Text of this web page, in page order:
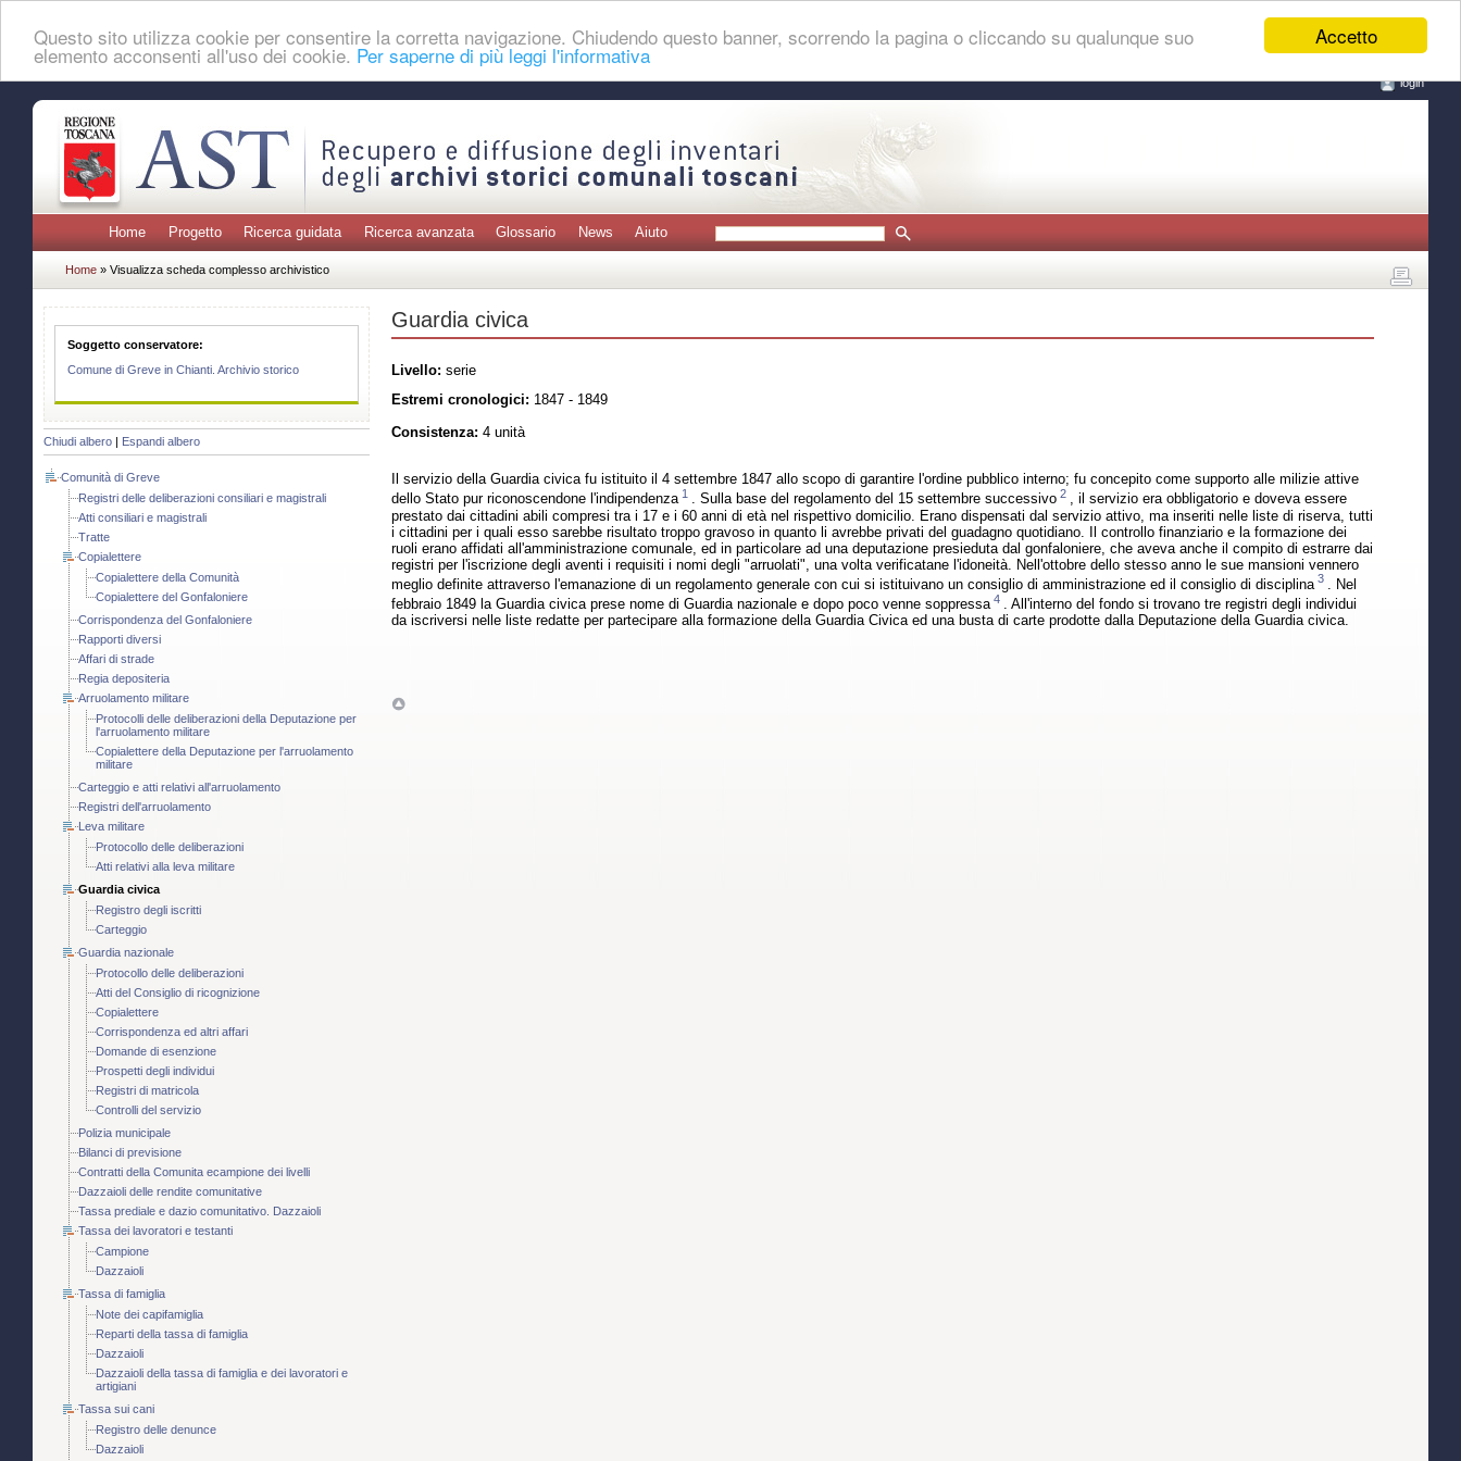
Accetto
Questo sito utilizza cookie per consentire la corretta navigazione. Chiudendo questo banner, scorrendo la pagina o cliccando su qualunque suo
elemento acconsenti all'uso dei cookie. Per saperne di più leggi l'informativa
login
Home Progetto Ricerca guidata Ricerca avanzata Glossario News Aiuto
Home » Visualizza scheda complesso archivistico
Soggetto conservatore:
Comune di Greve in Chianti. Archivio storico
Chiudi albero Espandi albero
Comunità di Greve
Registri delle deliberazioni consiliari e magistrali
Atti consiliari e magistrali
Tratte
Copialettere
Copialettere della Comunità
Copialettere del Gonfaloniere
Corrispondenza del Gonfaloniere
Rapporti diversi
Affari di strade
Regia depositeria
Arruolamento militare
Protocolli delle deliberazioni della Deputazione per
l'arruolamento militare
Copialettere della Deputazione per l'arruolamento
militare
Carteggio e atti relativi all'arruolamento
Registri dell'arruolamento
Leva militare
Protocollo delle deliberazioni
Atti relativi alla leva militare
Guardia civica
Registro degli iscritti
Carteggio
Guardia nazionale
Protocollo delle deliberazioni
Atti del Consiglio di ricognizione
Copialettere
Corrispondenza ed altri affari
Domande di esenzione
Prospetti degli individui
Registri di matricola
Controlli del servizio
Polizia municipale
Bilanci di previsione
Contratti della Comunita ecampione dei livelli
Dazzaioli delle rendite comunitative
Tassa prediale e dazio comunitativo. Dazzaioli
Tassa dei lavoratori e testanti
Campione
Dazzaioli
Tassa di famiglia
Note dei capifamiglia
Reparti della tassa di famiglia
Dazzaioli
Dazzaioli della tassa di famiglia e dei lavoratori e
artigiani
Tassa sui cani
Registro delle denunce
Dazzaioli
Guardia civica
Livello: serie
Estremi cronologici: 1847 - 1849
Consistenza: 4 unità
Il servizio della Guardia civica fu istituito il 4 settembre 1847 allo scopo di garantire l'ordine pubblico interno; fu concepito come supporto alle milizie attive
dello Stato pur riconoscendone l'indipendenza 1 . Sulla base del regolamento del 15 settembre successivo 2 , il servizio era obbligatorio e doveva essere
prestato dai cittadini abili compresi tra i 17 e i 60 anni di età nel rispettivo domicilio. Erano dispensati dal servizio attivo, ma inseriti nelle liste di riserva, tutti
i cittadini per i quali esso sarebbe risultato troppo gravoso in quanto li avrebbe privati del guadagno quotidiano. Il controllo finanziario e la formazione dei
ruoli erano affidati all'amministrazione comunale, ed in particolare ad una deputazione presieduta dal gonfaloniere, che aveva anche il compito di estrarre dai
registri per l'iscrizione degli aventi i requisiti i nomi degli "arruolati", una volta verificatane l'idoneità. Nell'ottobre dello stesso anno le sue mansioni vennero
meglio definite attraverso l'emanazione di un regolamento generale con cui si istituivano un consiglio di amministrazione ed il consiglio di disciplina 3
. Nel
febbraio 1849 la Guardia civica prese nome di Guardia nazionale e dopo poco venne soppressa 4 . All'interno del fondo si trovano tre registri degli individui
da iscriversi nelle liste redatte per partecipare alla formazione della Guardia Civica ed una busta di carte prodotte dalla Deputazione della Guardia civica.